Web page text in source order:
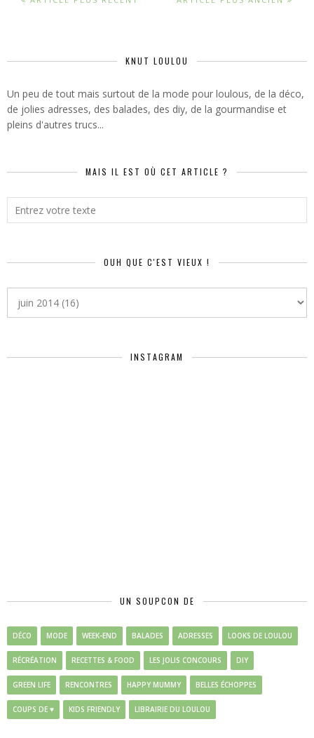
KNUT LOULOU
Un peu de tout mais surtout de la mode pour loulous, de la déco,
de jolies adresses, des balades, des diy, de la gourmandise et
pleins d'autres trucs...
MAIS IL EST OÙ CET ARTICLE ?
OUH QUE C'EST VIEUX !
INSTAGRAM
UN SOUPCON DE
DÉCO MODE WEEK-END BALADES ADRESSES LOOKS DE LOULOU
RÉCRÉATION RECETTES & FOOD LES JOLIS CONCOURS DIY
GREEN LIFE RENCONTRES HAPPY MUMMY BELLES ÉCHOPPES
COUPS DE ♥ KIDS FRIENDLY LIBRAIRIE DU LOULOU